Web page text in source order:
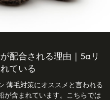
配合される理由｜5αリ
ている
薄毛対策にオススメと言われる
が含まれています。こちらでは